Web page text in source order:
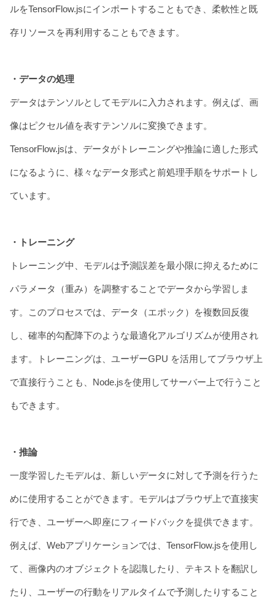
ルをTensorFlow.jsにインポートすることもでき、柔軟性と既
存リソースを再利用することもできます。
・データの処理
データはテンソルとしてモデルに入力されます。例えば、画
像はピクセル値を表すテンソルに変換できます。
TensorFlow.jsは、データがトレーニングや推論に適した形式
になるように、様々なデータ形式と前処理手順をサポートし
ています。
・トレーニング
トレーニング中、モデルは予測誤差を最小限に抑えるために
パラメータ（重み）を調整することでデータから学習しま
す。このプロセスでは、データ（エポック）を複数回反復
し、確率的勾配降下のような最適化アルゴリズムが使用され
ます。トレーニングは、ユーザーGPU を活用してブラウザ上
で直接行うことも、Node.jsを使用してサーバー上で行うこと
もできます。
・推論
一度学習したモデルは、新しいデータに対して予測を行うた
めに使用することができます。モデルはブラウザ上で直接実
行でき、ユーザーへ即座にフィードバックを提供できます。
例えば、Webアプリケーションでは、TensorFlow.jsを使用し
て、画像内のオブジェクトを認識したり、テキストを翻訳し
たり、ユーザーの行動をリアルタイムで予測したりすること